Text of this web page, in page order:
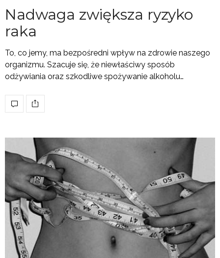
Nadwaga zwiększa ryzyko
raka
To, co jemy, ma bezpośredni wpływ na zdrowie naszego
organizmu. Szacuje się, że niewłaściwy sposób
odżywiania oraz szkodliwe spożywanie alkoholu…